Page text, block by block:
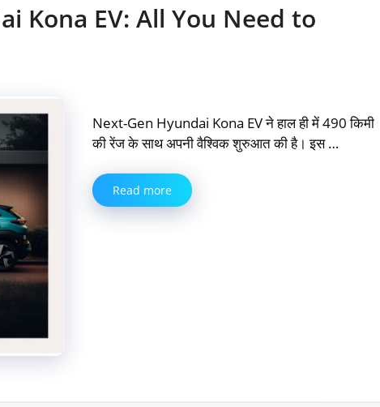
Kona EV: All You Need to
Next-Gen Hyundai Kona EV ने हाल ही में 490 किमी
की रेंज के साथ अपनी वैश्विक शुरुआत की है। इस …
Read more